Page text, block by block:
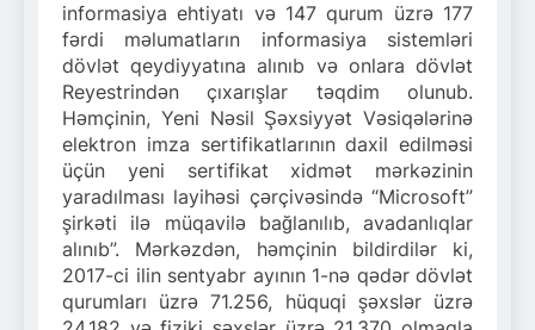
informasiya ehtiyatı və 147 qurum üzrə 177
fərdi məlumatların informasiya sistemləri
dövlət qeydiyyatına alınıb və onlara dövlət
Reyestrindən çıxarışlar təqdim olunub.
Həmçinin, Yeni Nəsil Şəxsiyyət Vəsiqələrinə
elektron imza sertifikatlarının daxil edilməsi
üçün yeni sertifikat xidmət mərkəzinin
yaradılması layihəsi çərçivəsində “Microsoft”
şirkəti ilə müqavilə bağlanılıb, avadanlıqlar
alınıb”. Mərkəzdən, həmçinin bildirdilər ki,
2017-ci ilin sentyabr ayının 1-nə qədər dövlət
qurumları üzrə 71.256, hüquqi şəxslər üzrə